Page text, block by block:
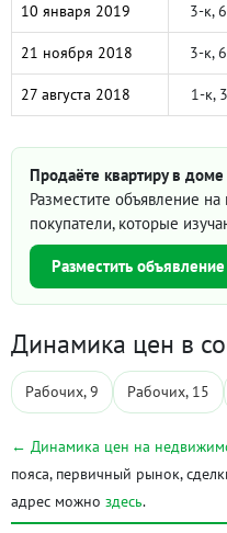
10 января 2019 3-к,
21 ноября 2018 3-к,
27 августа 2018 1-к,
Продаёте квартиру в
Разместите объявление
покупатели, которые
Разместить объявление
Динамика цен в
Рабочих, 9 Рабочих, 15
← Динамика цен на
пояса, первичный рынок,
адрес можно здесь.